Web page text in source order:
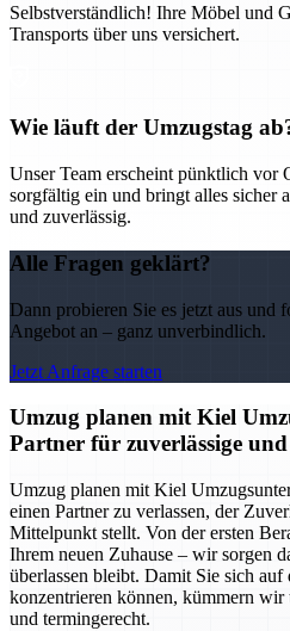
Selbstverständlich! Ihre Möbel und
Transports über uns versichert.
Wie läuft der Umzugstag
Unser Team erscheint pünktlich vor
sorgfältig ein und bringt alles sicher
und zuverlässig.
Alle Fragen geklärt?
Dann probieren Sie es jetzt aus und
Angebot an – ganz unverbindlich.
Jetzt Anfrage starten
Umzug planen mit Kiel
Partner für zuverlässige
Umzug planen mit Kiel
einen Partner zu verlassen, der
Mittelpunkt stellt. Von der ersten
Ihrem neuen Zuhause – wir sorgen
überlassen bleibt. Damit Sie sich
konzentrieren können, kümmern wir
und termingerecht.